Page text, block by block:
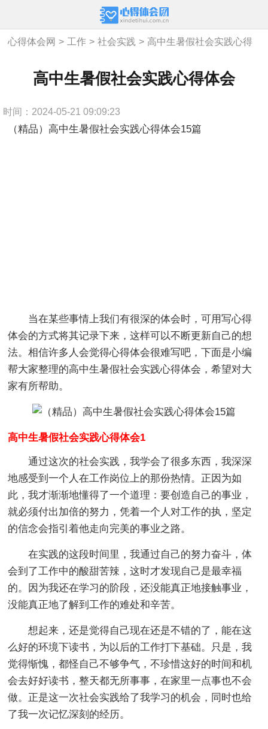
心得体会网 > 工作 > 社会实践 > 高中生暑假社会实践心得
高中生暑假社会实践心得体会
时间：2024-05-21 09:09:23
（精品）高中生暑假社会实践心得体会15篇
当在某些事情上我们有很深的体会时，可用写心得
体会的方式将其记录下来，这样可以不断更新自己的想
法。相信许多人会觉得心得体会很难写吧，下面是小编
帮大家整理的高中生暑假社会实践心得体会，希望对大
家有所帮助。
高中生暑假社会实践心得体会1
通过这次的社会实践，我学会了很多东西，我深深
地感受到一个人在工作岗位上的那份热情。正因为如
此，我才渐渐地懂得了一个道理：要创造自己的事业，
就必须付出加倍的努力，凭着一个人对工作的执，坚定
的信念会指引着他走向完美的事业之路。
在实践的这段时间里，我通过自己的努力奋斗，体
会到了工作中的酸甜苦辣，这时才发现自己是最幸福
的。因为我还在学习的阶段，还没能真正地接触事业，
没能真正地了解到工作的难处和辛苦。
想起来，还是觉得自己现在还是不错的了，能在这
么好的环境下读书，为以后的工作打下基础。只是，我
觉得惭愧，都怪自己不够争气，不珍惜这好的时间和机
会去好好读书，整天都无所事事，在家里一点事也不会
做。正是这一次社会实践给了我学习的机会，同时也给
了我一次记忆深刻的经历。